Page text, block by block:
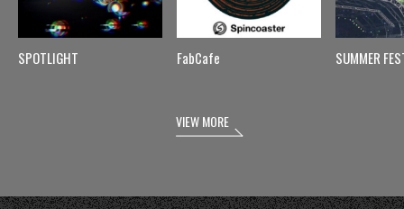
SPOTLIGHT FabCafe SUMMER
VIEW MORE